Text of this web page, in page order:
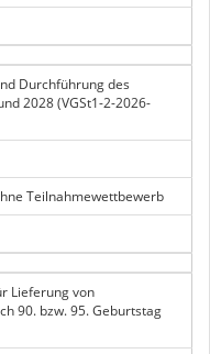
Durchführung des
2028 (VGSt1-2-2026-
Teilnahmewettbewerb
Lieferung von
90. bzw. 95. Geburtstag